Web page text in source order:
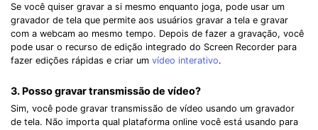
Se você quiser gravar a si mesmo enquanto joga, pode usar um
gravador de tela que permite aos usuários gravar a tela e gravar
com a webcam ao mesmo tempo. Depois de fazer a gravação, você
pode usar o recurso de edição integrado do Screen Recorder para
fazer edições rápidas e criar um vídeo interativo.
3. Posso gravar transmissão de vídeo?
Sim, você pode gravar transmissão de vídeo usando um gravador
de tela. Não importa qual plataforma online você está usando para